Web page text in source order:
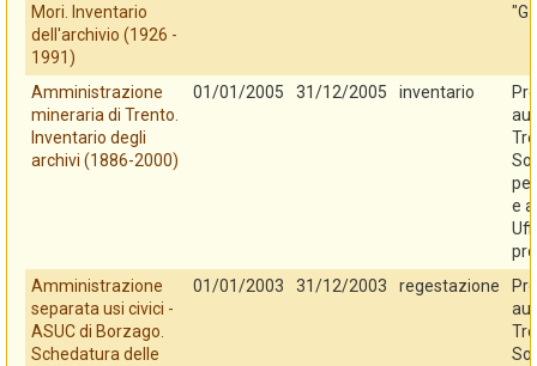
Mori. Inventario
dell'archivio (1926 -
1991)
Amministrazione
mineraria di Trento.
Inventario degli
archivi (1886-2000)
01/01/2005 31/12/2005 inventario
e
Amministrazione
separata usi civici -
ASUC di Borzago.
Schedatura delle
01/01/2003 31/12/2003 regestazione